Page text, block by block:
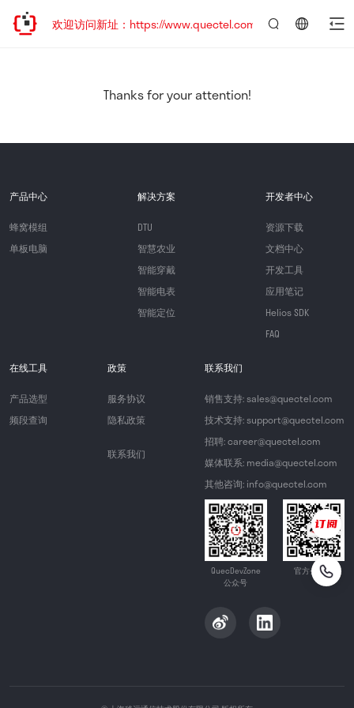
已迁移，欢迎访问新址：https://www.quectel.com.cn
Thanks for your attention!
产品中心
蜂窝模组
单板电脑
解决方案
DTU
智慧农业
智能穿戴
智能电表
智能定位
开发者中心
资源下载
文档中心
开发工具
应用笔记
Helios SDK
FAQ
在线工具
产品选型
频段查询
政策
服务协议
隐私政策
联系我们
联系我们
销售支持: sales@quectel.com
技术支持: support@quectel.com
招聘: career@quectel.com
媒体联系: media@quectel.com
其他咨询: info@quectel.com
QuecDevZone
公众号
官方公众号